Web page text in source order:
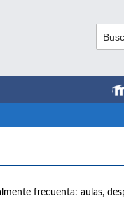
frecuenta: aulas,